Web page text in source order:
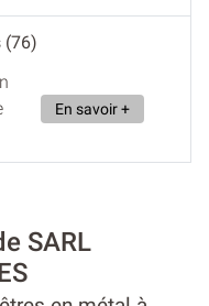
(76)
En savoir +
SARL